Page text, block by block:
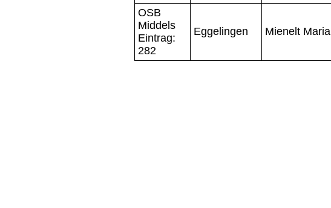
OSB
Middels
Eintrag:
282
Eggelingen Mienelt Maria